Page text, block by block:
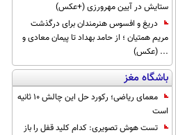
ستایش در آیین مهرورزی (+عکس)
دریغ و افسوس هنرمندان برای درگذشت
مریم همتیان ؛ از حامد بهداد تا پیمان معادی و
... (عکس)
باشگاه مغز
معمای ریاضی؛ رکورد حل این چالش 10 ثانیه
است
تست هوش تصویری: کدام کلید قفل را باز